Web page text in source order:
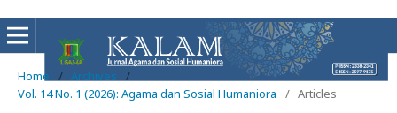
Home / Archives
/
Vol. 14 No. 1 (2026): Agama dan Sosial Humaniora
/ Articles